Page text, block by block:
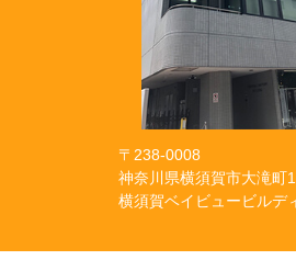
〒238-0008
神奈川県横須賀市大滝町
横須賀ベイビュービルデ